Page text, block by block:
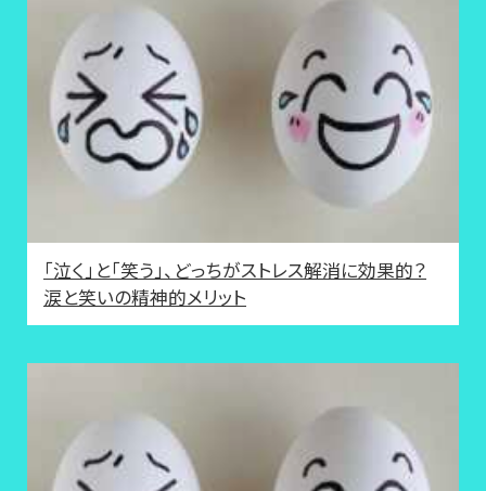
「泣く」と「笑う」、どっちがストレス解消に効果的？
涙と笑いの精神的メリット